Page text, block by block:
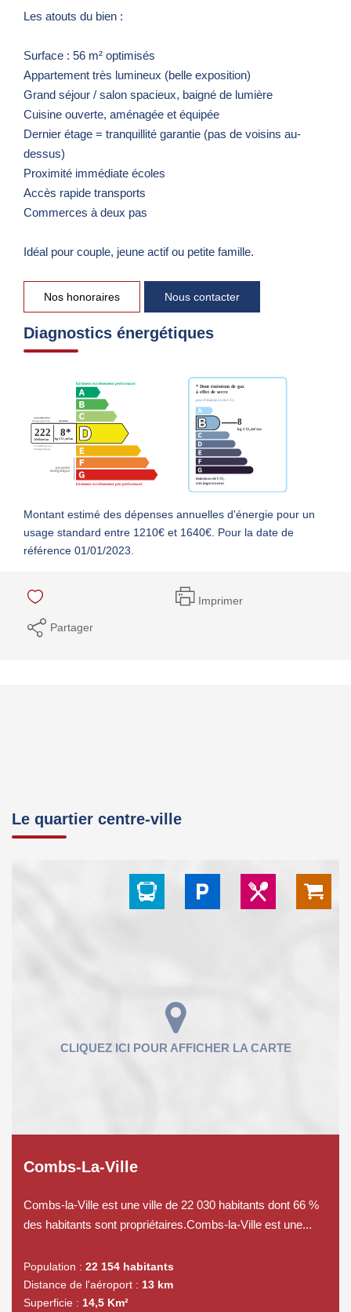
Les atouts du bien :
Surface : 56 m² optimisés
Appartement très lumineux (belle exposition)
Grand séjour / salon spacieux, baigné de lumière
Cuisine ouverte, aménagée et équipée
Dernier étage = tranquillité garantie (pas de voisins au-
dessus)
Proximité immédiate écoles
Accès rapide transports
Commerces à deux pas
Idéal pour couple, jeune actif ou petite famille.
Nos honoraires Nous contacter
Diagnostics énergétiques
Montant estimé des dépenses annuelles d'énergie pour un
usage standard entre 1210€ et 1640€. Pour la date de
référence 01/01/2023.
Imprimer
Partager
Le quartier centre-ville
Combs-La-Ville
Combs-la-Ville est une ville de 22 030 habitants dont 66 %
des habitants sont propriétaires.Combs-la-Ville est une...
Population : 22 154 habitants
Distance de l'aéroport : 13 km
Superficie : 14,5 Km²